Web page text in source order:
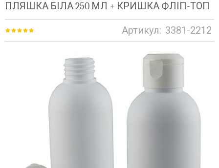
ПЛЯШКА БІЛА 250 МЛ + КРИШКА ФЛІП-ТОП
Артикул: 3381-2212